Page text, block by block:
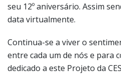
seu 12º aniversário. Assim
data virtualmente.
Continua-se a viver o
entre cada um de nós e para
dedicado a este Projeto da